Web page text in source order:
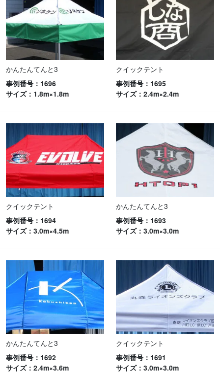
かんたんてんと3
事例番号：1696
サイズ：1.8m×1.8m
クイックテント
事例番号：1695
サイズ：2.4m×2.4m
クイックテント
事例番号：1694
サイズ：3.0m×4.5m
かんたんてんと3
事例番号：1693
サイズ：3.0m×3.0m
かんたんてんと3
事例番号：1692
サイズ：2.4m×3.6m
クイックテント
事例番号：1691
サイズ：3.0m×3.0m